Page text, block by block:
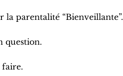
la parentalité “Bienveillante”.
question.
faire.